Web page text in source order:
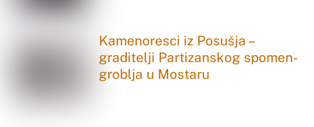
Kamenoresci iz Posušja –
graditelji Partizanskog spomen-
groblja u Mostaru